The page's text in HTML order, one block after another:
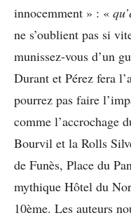
innocemment » : «
ne s’oublient pas si
munissez-vous d’un
Durant et Pérez fera
pourrez pas faire
comme l’accrochage
Bourvil et la Rolls
de Funès, Place du
mythique Hôtel du
10ème. Les auteurs